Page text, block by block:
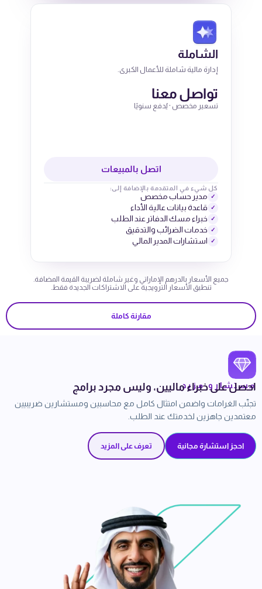
الشاملة
إدارة مالية شاملة للأعمال الكبرى.
تواصل معنا
تسعير مخصص · يُدفع سنويًا
اتصل بالمبيعات
كل شيء في المتقدمة بالإضافة إلى:
✓ مدير حساب مخصص
✓ قاعدة بيانات عالية الأداء
✓ خبراء مسك الدفاتر عند الطلب
✓ خدمات الضرائب والتدقيق
✓ استشارات المدير المالي
جميع الأسعار بالدرهم الإماراتي وغير شاملة لضريبة القيمة المضافة.
تنطبق الأسعار الترويجية على الاشتراكات الجديدة فقط.
مقارنة كاملة
مستشارو مزيد
احصل على خبراء ماليين، وليس مجرد برامج
تجنّب الغرامات واضمن امتثال كامل مع محاسبين ومستشارين ضريبيين
معتمدين جاهزين لخدمتك عند الطلب.
احجز استشارة مجانية تعرف على المزيد